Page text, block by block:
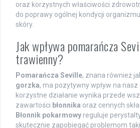
oraz korzystnych właściwości
do poprawy ogólnej kondycji
skóry.
Jak wpływa pomarańcza
trawienny?
Pomarańcza Seville, znana również
gorzka, ma pozytywny wpływ na nasz
korzystne działanie wynika przede
zawartości błonnika oraz cennych
Błonnik pokarmowy reguluje
skutecznie zapobiegać problemom